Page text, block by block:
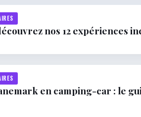
nos 12 expériences
en camping-car : le